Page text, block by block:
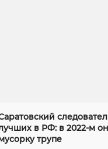
в РФ: в 2022-м
трупе